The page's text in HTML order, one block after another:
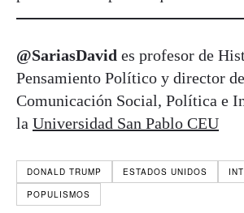
@SariasDavid es profesor de
Pensamiento Político y director
Comunicación Social, Política e
la Universidad San Pablo CEU
DONALD TRUMP ESTADOS UNIDOS
POPULISMOS